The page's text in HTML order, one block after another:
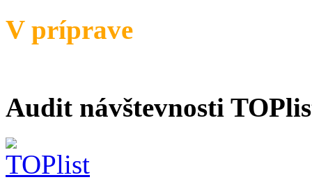
V príprave
Audit návštevnosti